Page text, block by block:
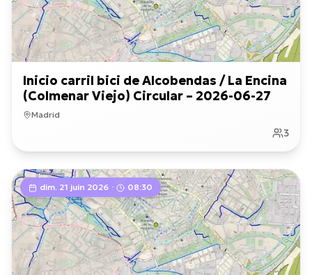
Inicio carril bici de Alcobendas / La Encina
(Colmenar Viejo) Circular – 2026-06-27
Madrid
3
dim. 21 juin 2026 · 08:30